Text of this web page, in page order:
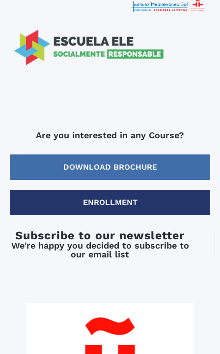
Are you interested in any Course?
DOWNLOAD BROCHURE
ENROLLMENT
Subscribe to our newsletter
We're happy you decided to subscribe to
our email list